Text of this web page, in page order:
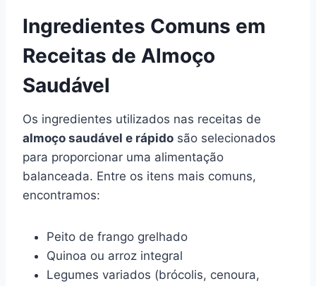
Ingredientes Comuns em
Receitas de Almoço
Saudável
Os ingredientes utilizados nas receitas de
almoço saudável e rápido são selecionados
para proporcionar uma alimentação
balanceada. Entre os itens mais comuns,
encontramos:
Peito de frango grelhado
Quinoa ou arroz integral
Legumes variados (brócolis, cenoura,